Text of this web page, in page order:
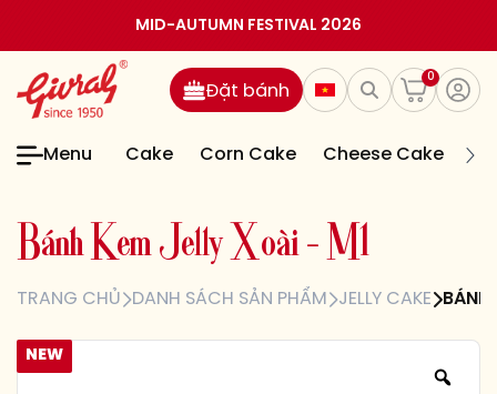
MID-AUTUMN FESTIVAL 2026
0
Đặt bánh
Menu Cake Corn Cake Cheese Cake
Bánh Kem Jelly X oài – M 1
TRANG CHỦ DANH SÁCH SẢN PHẨM JELLY CAKE BÁNH
NEW